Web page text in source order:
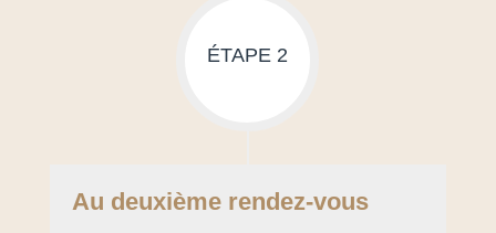
ÉTAPE 2
Au deuxième rendez-vous